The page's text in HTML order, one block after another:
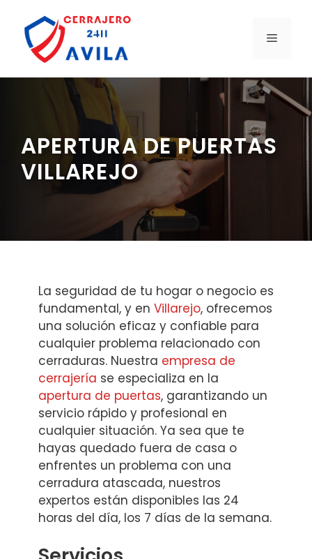
contenido
MENÚ
APERTURA DE PUERTAS
VILLAREJO
La seguridad de tu hogar o negocio es
fundamental, y en Villarejo, ofrecemos
una solución eficaz y confiable para
cualquier problema relacionado con
cerraduras. Nuestra empresa de
cerrajería se especializa en la
apertura de puertas, garantizando un
servicio rápido y profesional en
cualquier situación. Ya sea que te
hayas quedado fuera de casa o
enfrentes un problema con una
cerradura atascada, nuestros
expertos están disponibles las 24
horas del día, los 7 días de la semana.